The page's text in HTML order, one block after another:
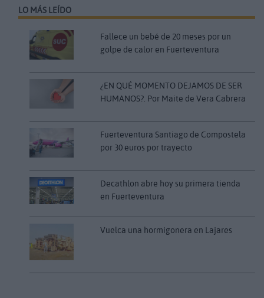
LO MÁS LEÍDO
Fallece un bebé de 20 meses por un
golpe de calor en Fuerteventura
¿EN QUÉ MOMENTO DEJAMOS DE SER
HUMANOS?. Por Maite de Vera Cabrera
Fuerteventura Santiago de Compostela
por 30 euros por trayecto
Decathlon abre hoy su primera tienda
en Fuerteventura
Vuelca una hormigonera en Lajares